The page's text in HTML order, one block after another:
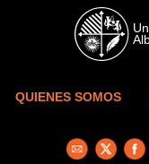
Skip to main content
QUIENES SOMOS